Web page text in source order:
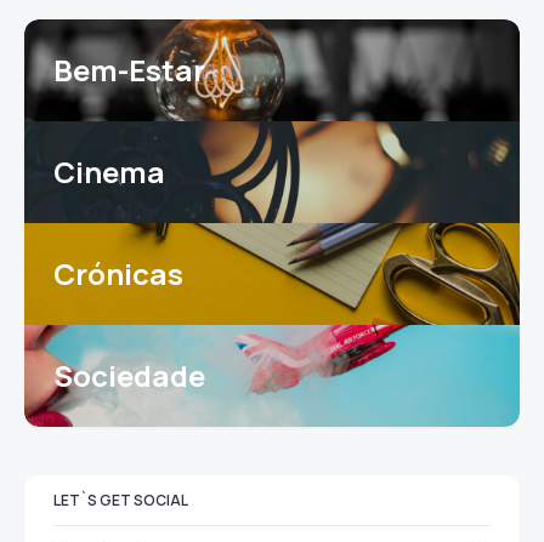
Bem-Estar
Cinema
Crónicas
Sociedade
LET`S GET SOCIAL